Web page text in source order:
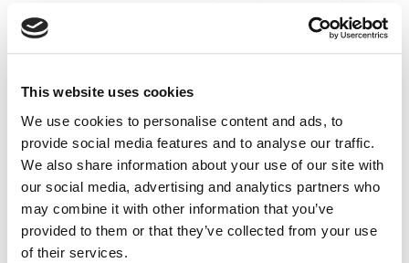
This website uses cookies
We use cookies to personalise content and ads, to
provide social media features and to analyse our traffic.
We also share information about your use of our site with
our social media, advertising and analytics partners who
may combine it with other information that you’ve
provided to them or that they’ve collected from your use
of their services.
Działalność organizacji jest dowodem na to, że…
dobrych ludzi można znaleźć wszędzie....
Dane kontaktowe

questus
ul. Organizacji WiN 83/7